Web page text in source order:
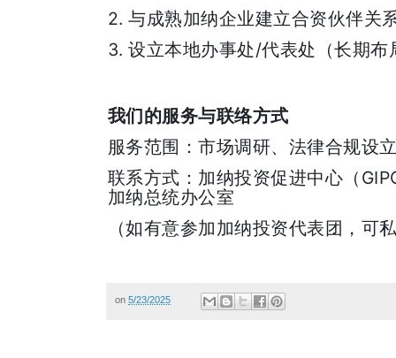
2.与成熟加纳企业建立合资伙伴关
3.设立本地办事处/代表处（长期布
我们的服务与联络方式
服务范围：市场调研、法律合规设
联系方式：加纳投资促进中心（
加纳总统办公室
（如有意参加加纳投资代表团，可
on 5/23/2025